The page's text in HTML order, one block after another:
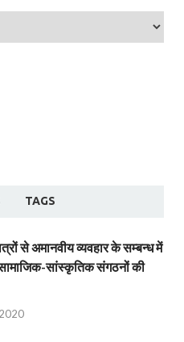
TAGS
से अमानवीय व्यवहार के सम्बन्ध में
सांस्कृतिक संगठनों की